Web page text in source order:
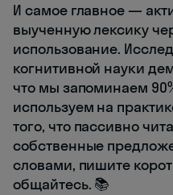
И самое главное —
выученную лексику
использование.
когнитивной науки
что мы запоминаем
используем на
того, что пассивно
собственные
словами, пишите
общайтесь. 📚